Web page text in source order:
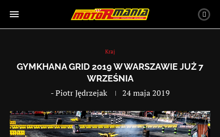
Kraj
GYMKHANA GRID 2019 W WARSZAWIE JUŻ 7
WRZEŚNIA
-Piotr Jędrzejak 24 maja 2019